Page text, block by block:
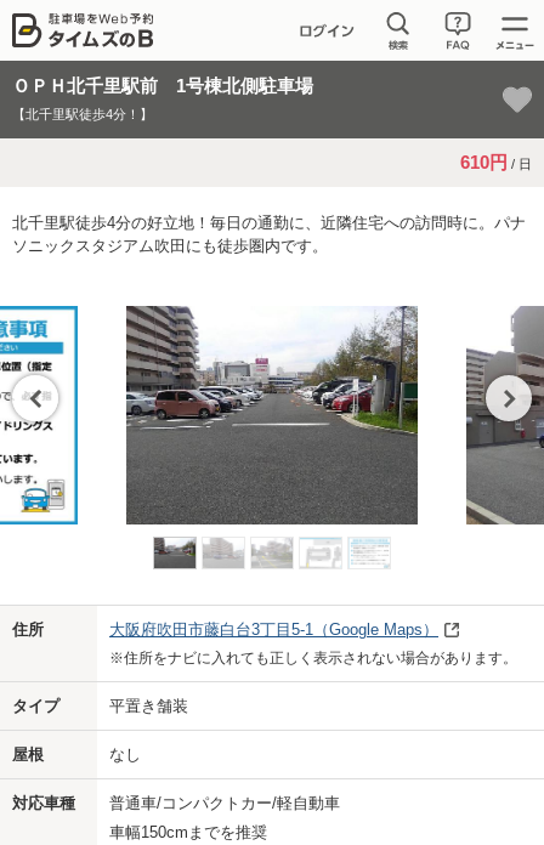
ＯＰＨ北千里駅前 1号棟北側駐車場
【北千里駅徒歩4分！】
610円 / 日
北千里駅徒歩4分の好立地！毎日の通勤に、近隣住宅への訪問時に。パナ
ソニックスタジアム吹田にも徒歩圏内です。
Previo
住所 大阪府吹田市藤白台3丁目5-1 （Google Maps）
※住所をナビに入れても正しく表示されない場合があります。
タイプ 平置き舗装
屋根 なし
対応車種
普通車/コンパクトカー/軽自動車
車幅150cmまでを推奨